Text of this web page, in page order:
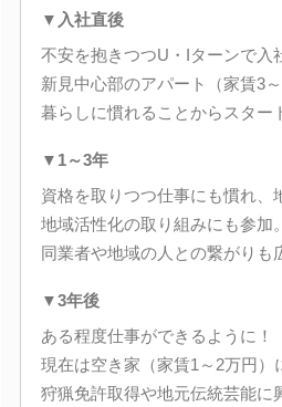
▼入社直後
不安を抱きつつU・Iターンで入
新見中心部のアパート（家賃3
暮らしに慣れることからスター
▼1～3年
資格を取りつつ仕事にも慣れ、
地域活性化の取り組みにも参加。
同業者や地域の人との繋がりも
▼3年後
ある程度仕事ができるように！
現在は空き家（家賃1～2万円）
狩猟免許取得や地元伝統芸能に